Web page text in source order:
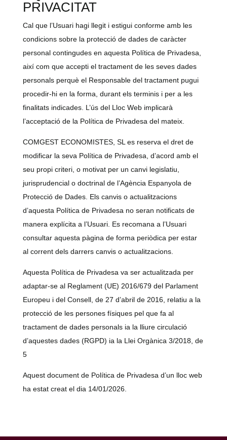
PRIVACITAT
Cal que l’Usuari hagi llegit i estigui conforme amb les
condicions sobre la protecció de dades de caràcter
personal contingudes en aquesta Política de Privadesa,
així com que accepti el tractament de les seves dades
personals perquè el Responsable del tractament pugui
procedir-hi en la forma, durant els terminis i per a les
finalitats indicades. L’ús del Lloc Web implicarà
l’acceptació de la Política de Privadesa del mateix.
COMGEST ECONOMISTES, SL es reserva el dret de
modificar la seva Política de Privadesa, d’acord amb el
seu propi criteri, o motivat per un canvi legislatiu,
jurisprudencial o doctrinal de l’Agència Espanyola de
Protecció de Dades. Els canvis o actualitzacions
d’aquesta Política de Privadesa no seran notificats de
manera explícita a l’Usuari. Es recomana a l’Usuari
consultar aquesta pàgina de forma periòdica per estar
al corrent dels darrers canvis o actualitzacions.
Aquesta Política de Privadesa va ser actualitzada per
adaptar-se al Reglament (UE) 2016/679 del Parlament
Europeu i del Consell, de 27 d’abril de 2016, relatiu a la
protecció de les persones físiques pel que fa al
tractament de dades personals ia la lliure circulació
d’aquestes dades (RGPD) ia la Llei Orgànica 3/2018, de
5
Aquest document de Política de Privadesa d’un lloc web
ha estat creat el dia 14/01/2026.